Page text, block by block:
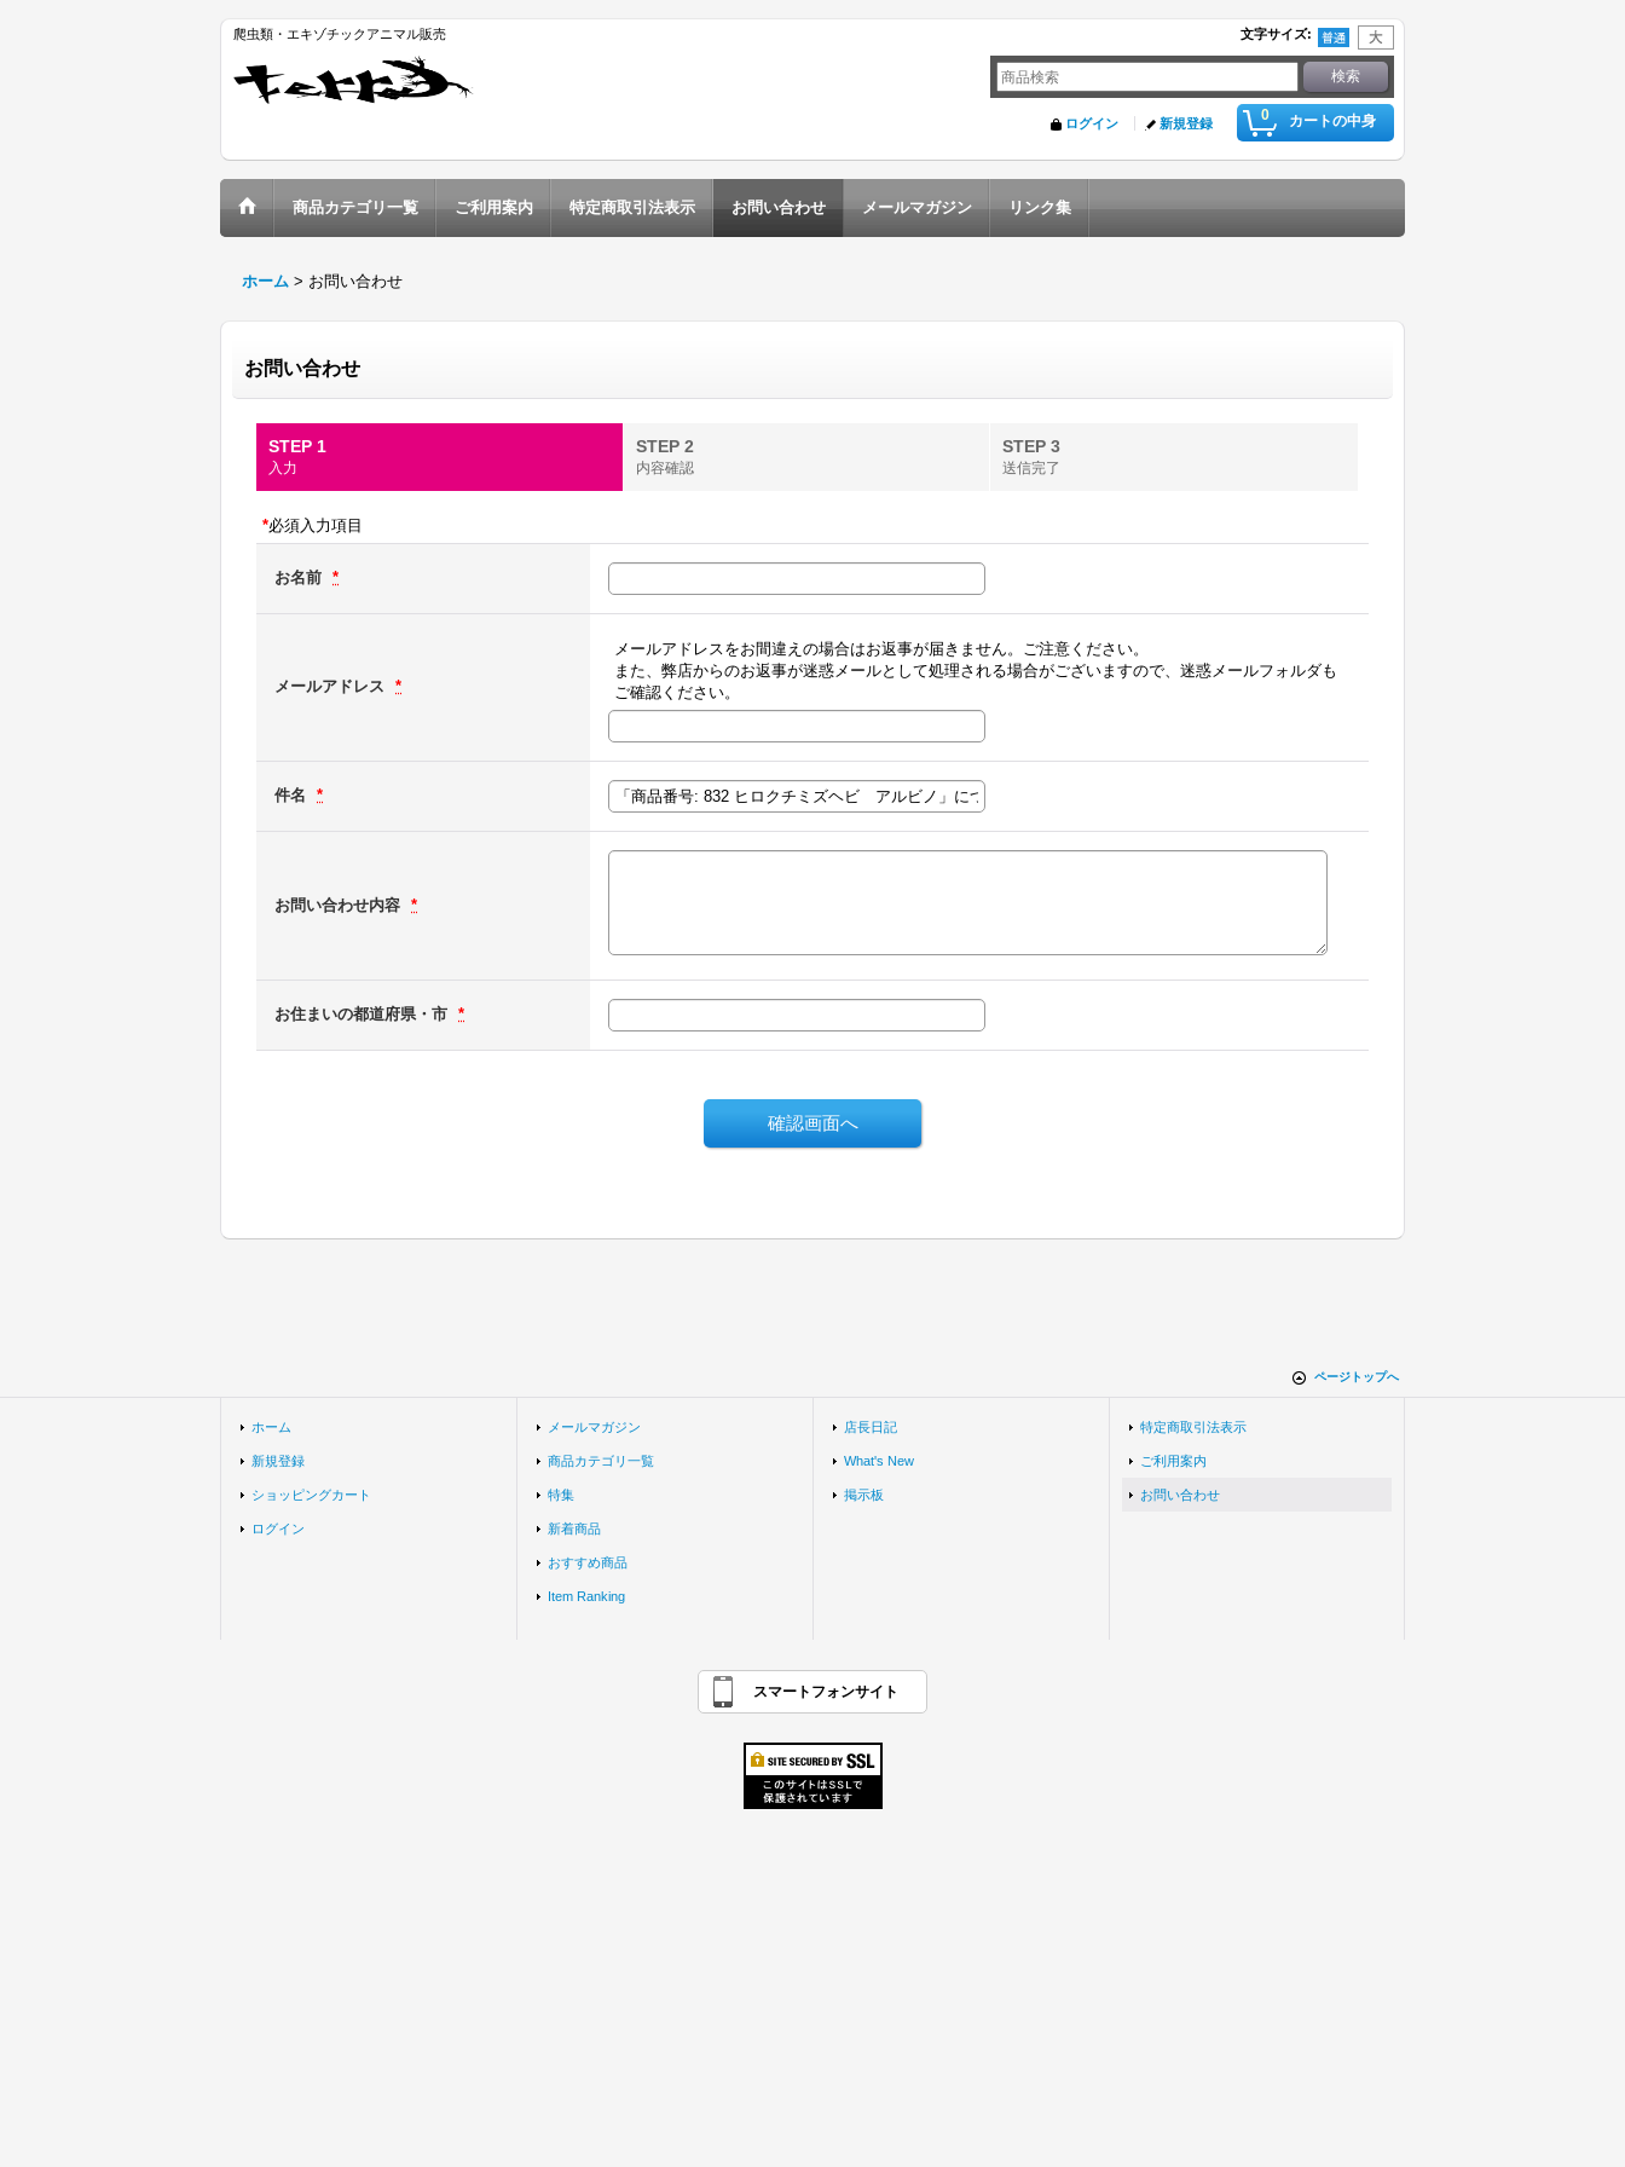
爬虫類・エキゾチックアニマル販売 文字サイズ:
0 カートの中身
ログイン 新規登録
商品カテゴリ一覧 ご利用案内 特定商取引法表示 お問い合わせ メールマガジン リンク集
ホーム > お問い合わせ
お問い合わせ
STEP 1
入力
STEP 2
内容確認
STEP 3
送信完了
*必須入力項目
お名前 *
メールアドレス *
メールアドレスをお間違えの場合はお返事が届きません。ご注意ください。
また、弊店からのお返事が迷惑メールとして処理される場合がございますので、迷惑メールフォルダも
ご確認ください。
件名 *
お問い合わせ内容 *
お住まいの都道府県・市 *
ページトップへ
ホーム
新規登録
ショッピングカート
ログイン
メールマガジン
商品カテゴリ一覧
特集
新着商品
おすすめ商品
Item Ranking
店長日記
What's New
掲示板
特定商取引法表示
ご利用案内
お問い合わせ
スマートフォンサイト